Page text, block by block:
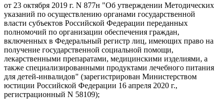
от 23 октября 2019 г. N 877н "Об утверждении Методических
указаний по осуществлению органами государственной
власти субъектов Российской Федерации переданных
полномочий по организации обеспечения граждан,
включенных в Федеральный регистр лиц, имеющих право на
получение государственной социальной помощи,
лекарственными препаратами, медицинскими изделиями, а
также специализированными продуктами лечебного питания
для детей-инвалидов" (зарегистрирован Министерством
юстиции Российской Федерации 16 апреля 2020 г.,
регистрационный N 58109);